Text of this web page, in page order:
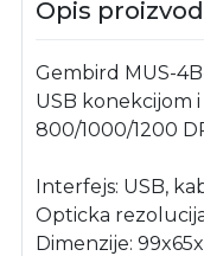
Opis
Gembird MUS-
USB konekcijom
800/1000/1200
Interfejs: USB,
Opticka
Dimenzije: